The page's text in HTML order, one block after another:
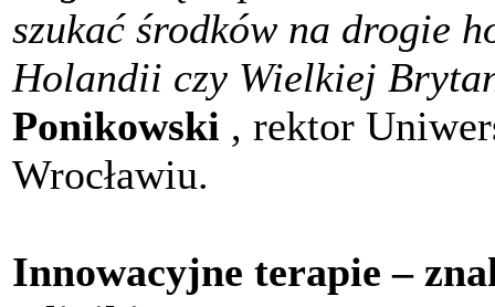
szukać środków na drogie
Holandii czy Wielkiej
Ponikowski , rektor
Wrocławiu.
Innowacyjne terapie –